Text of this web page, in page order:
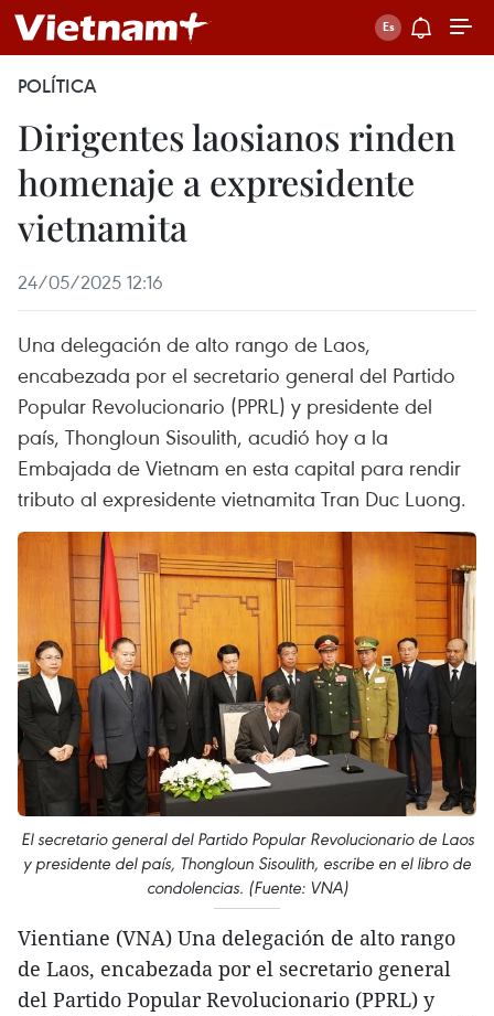
POLÍTICA
Dirigentes laosianos rinden
homenaje a expresidente
vietnamita
24/05/2025 12:16
Una delegación de alto rango de Laos,
encabezada por el secretario general del Partido
Popular Revolucionario (PPRL) y presidente del
país, Thongloun Sisoulith, acudió hoy a la
Embajada de Vietnam en esta capital para rendir
tributo al expresidente vietnamita Tran Duc Luong.
El secretario general del Partido Popular Revolucionario de Laos
y presidente del país, Thongloun Sisoulith, escribe en el libro de
condolencias. (Fuente: VNA)
Vientiane (VNA) Una delegación de alto rango
de Laos, encabezada por el secretario general
del Partido Popular Revolucionario (PPRL) y